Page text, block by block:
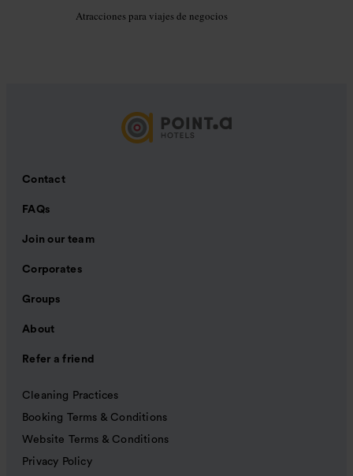
Atracciones para viajes de negocios
Contact
FAQs
Join our team
Corporates
Groups
About
Refer a friend
Cleaning Practices
Booking Terms & Conditions
Website Terms & Conditions
Privacy Policy